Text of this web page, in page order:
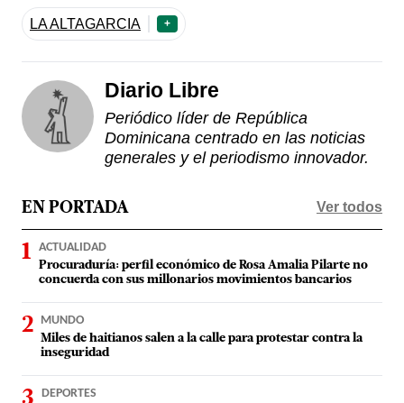
LA ALTAGARCIA +
Diario Libre
Periódico líder de República
Dominicana centrado en las noticias
generales y el periodismo innovador.
EN PORTADA Ver todos
ACTUALIDAD
Procuraduría: perfil económico de Rosa Amalia Pilarte no
concuerda con sus millonarios movimientos bancarios
MUNDO
Miles de haitianos salen a la calle para protestar contra la
inseguridad
DEPORTES